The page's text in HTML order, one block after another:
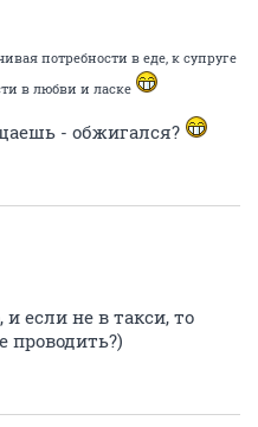
потребности в еде, к супруге
в любви и ласке
- обжигался?
и если не в такси, то
проводить?)